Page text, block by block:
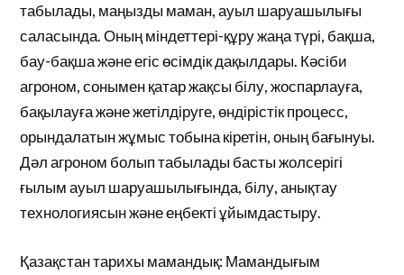
табылады, маңызды маман, ауыл шаруашылығы
саласында. Оның міндеттері-құру жаңа түрі, бақша,
бау-бақша және егіс өсімдік дақылдары. Кәсіби
агроном, сонымен қатар жақсы білу, жоспарлауға,
бақылауға және жетілдіруге, өндірістік процесс,
орындалатын жұмыс тобына кіретін, оның бағынуы.
Дәл агроном болып табылады басты жолсерігі
ғылым ауыл шаруашылығында, білу, анықтау
технологиясын және еңбекті ұйымдастыру.
Қазақстан тарихы мамандық: Мамандығым